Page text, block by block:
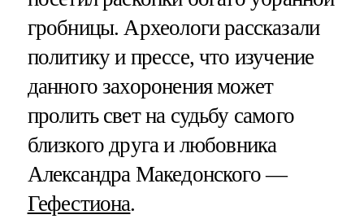
гробницы. Археологи рассказали
политику и прессе, что изучение
данного захоронения может
пролить свет на судьбу самого
близкого друга и любовника
Александра Македонского —
Гефестиона.